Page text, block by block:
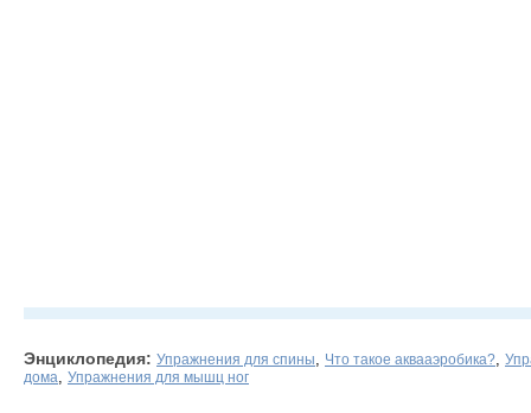
Энциклопедия: Упражнения для спины Что такое аквааэробика?
дома
Упражнения для мышц ног